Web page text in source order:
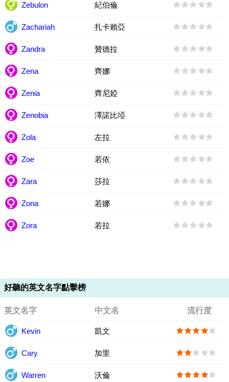
Zebulon 紀伯倫
Zachariah 扎卡賴亞
Zandra 贊德拉
Zena 齊娜
Zenia 齊尼婭
Zenobia 澤諾比埡
Zola 左拉
Zoe 若依
Zara 莎拉
Zona 若娜
Zora 若拉
好聽的英文名字點擊榜
英文名字 中文名 流行度
Kevin 凱文
Cary 加里
Warren 沃倫